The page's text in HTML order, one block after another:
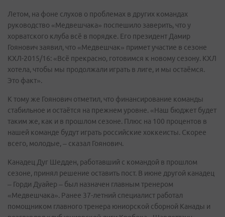
Летом, на фоне слухов о проблемах в других командах
руководство «Медвешчака» поспешило заверить, что у
хорватского клуба всё в порядке. Его президент Дамир
Гоянович заявил, что «Медвешчак» примет участие в сезоне
КХЛ-2015/16: «Всё прекрасно, готовимся к новому сезону. КХЛ
хотела, чтобы мы продолжали играть в лиге, и мы остаёмся.
Это факт».
К тому же Гоянович отметил, что финансирование команды
стабильное и остаётся на прежнем уровне. «Наш бюджет будет
таким же, как и в прошлом сезоне. Плюс на 100 процентов в
нашей команде будут играть российские хоккеисты. Скорее
всего, молодые, – сказал Гоянович.
Канадец Дуг Шедден, работавший с командой в прошлом
сезоне, принял решение оставить пост. В июне другой канадец
– Горди Дуайер – был назначен главным тренером
«Медвешчака». Ранее 37-летний специалист работал
помощником главного тренера юниорской сборной Канады и